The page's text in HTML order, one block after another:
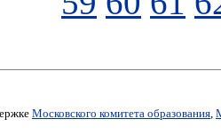
Московского комитета образования,